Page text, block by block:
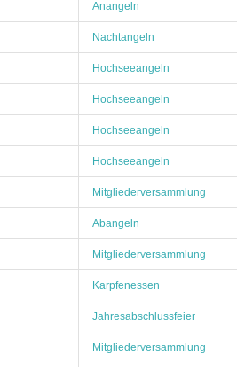
Anangeln
Nachtangeln
Hochseeangeln
Hochseeangeln
Hochseeangeln
Hochseeangeln
Mitgliederversammlung
Abangeln
Mitgliederversammlung
Karpfenessen
Jahresabschlussfeier
Mitgliederversammlung